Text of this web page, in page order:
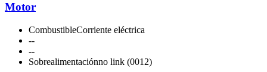
Motor
CombustibleCorriente eléctrica
--
--
Sobrealimentaciónno link (0012)